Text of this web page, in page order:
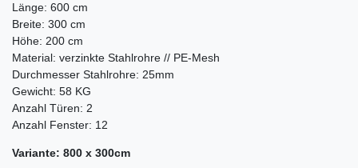
Länge: 600 cm
Breite: 300 cm
Höhe: 200 cm
Material: verzinkte Stahlrohre // PE-Mesh
Durchmesser Stahlrohre: 25mm
Gewicht: 58 KG
Anzahl Türen: 2
Anzahl Fenster: 12
Variante: 800 x 300cm